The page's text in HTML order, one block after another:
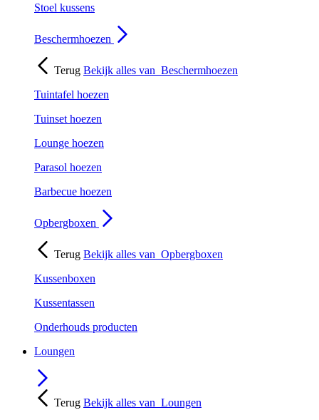
Stoel kussens
Beschermhoezen
Terug Bekijk alles van Beschermhoezen
Tuintafel hoezen
Tuinset hoezen
Lounge hoezen
Parasol hoezen
Barbecue hoezen
Opbergboxen
Terug Bekijk alles van Opbergboxen
Kussenboxen
Kussentassen
Onderhouds producten
Loungen
Terug Bekijk alles van Loungen